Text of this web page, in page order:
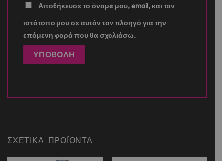
Αποθήκευσε το όνομά μου, email, και τον
ιστότοπο μου σε αυτόν τον πλοηγό για την
επόμενη φορά που θα σχολιάσω.
ΣΧΕΤΙΚΆ ΠΡΟΪΌΝΤΑ